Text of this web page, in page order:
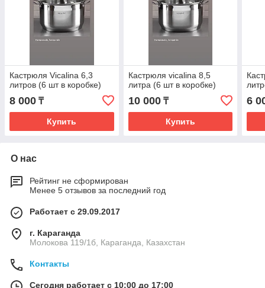
Кастрюля Vicalina 6,3
литров (6 шт в коробке)
8 000 ₸
Купить
Кастрюля vicalina 8,5
литра (6 шт в коробке)
10 000₸
Купить
6
О нас
Рейтинг не сформирован
Менее 5 отзывов за последний год
Работает с 29.09.2017
г. Караганда
Молокова 119/1б, Караганда, Казахстан
Контакты
Сегодня работает с 10:00 до 17:00